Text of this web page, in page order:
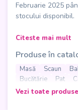
Februarie 2025
stocului disponibil.
Catalogul
ale acestui
și accesorii,
mese extensibile
canapele moderne
XXXLutz are tot
Citeste mai mult
Produse în
Masă Scaun
Bucătărie
Pat
Delgeç
Saltea
Vezi toate